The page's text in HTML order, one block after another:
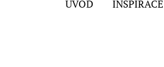
ÚVOD INSPIRACE